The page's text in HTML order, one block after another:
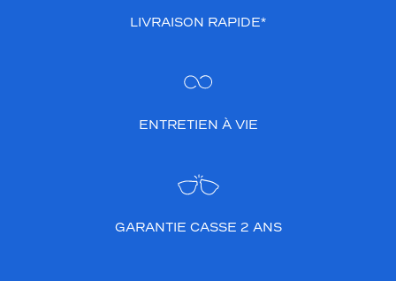
LIVRAISON RAPIDE*
ENTRETIEN À VIE
GARANTIE CASSE 2 ANS